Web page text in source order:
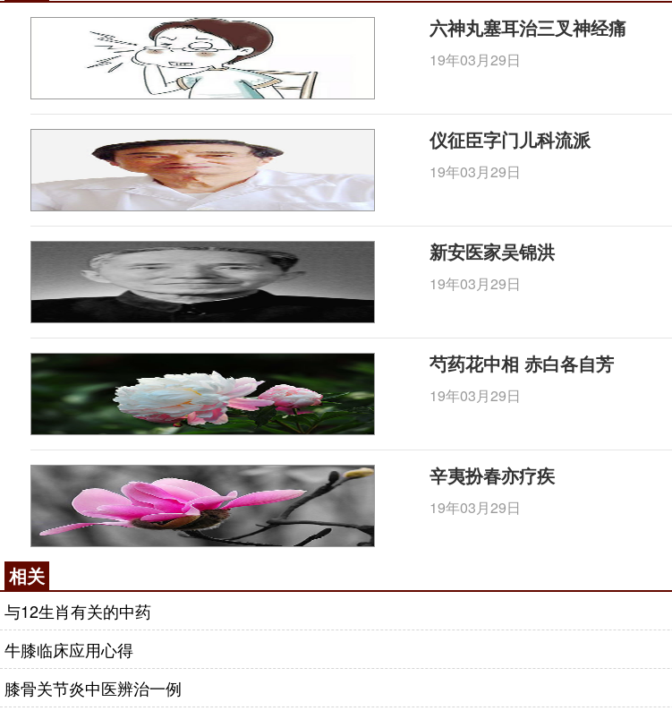
六神丸塞耳治三叉神经痛
19年03月29日
仪征臣字门儿科流派
19年03月29日
新安医家吴锦洪
19年03月29日
芍药花中相 赤白各自芳
19年03月29日
辛夷扮春亦疗疾
19年03月29日
相关
与12生肖有关的中药
牛膝临床应用心得
膝骨关节炎中医辨治一例